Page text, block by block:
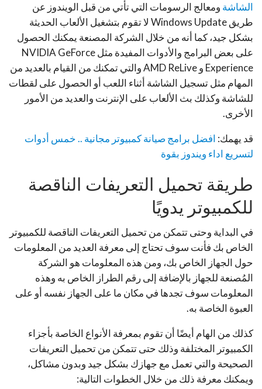
الشاشة ومعالج الرسومات التي تأتي من قبل الويندوز عن
طريق Windows Update لا تقوم بتشغيل الألعاب الحديثة
بشكل جيد، كما أنه من خلال الشركة المصنعة يمكنك الحصول
على بعض البرامج والأدوات المفيدة مثل NVIDIA GeForce
Experience و AMD ReLive والتي تمكنك من القيام بالعديد من
المهام مثل تسجيل الشاشة أثناء اللعب أو الحصول على لقطات
للشاشة وكذلك بث الألعاب على الإنترنت والعديد من الأمور
الأخرى.
قد يهمك: افضل برامج صيانة كمبيوتر مجانية .. خمس أدوات
لتسريع اداء ويندوز بقوة
طريقة تحميل التعريفات الناقصة
للكمبيوتر يدويًا
في البداية وحتى تتمكن من تحميل التعريفات الناقصة للكمبيوتر
الخاص بك فأنت سوف تحتاج إلى معرفة العديد من المعلومات
حول الجهاز الخاص بك، ومن هذه المعلومات هو الشركة
المُصنعة للجهاز بالإضافة إلى رقم الطراز الخاص به وهذه
المعلومات سوف تجدها في مكان ما على الجهاز نفسه أو على
العبوة الخاصة به.
كذلك من الهام أيضًا أن تقوم بمعرفة الأنواع الخاصة بأجزاء
الكمبيوتر المختلفة وذلك حتى تتمكن من تحميل التعريفات
الصحيحة والتي تعمل مع جهازك بشكل جيد وبدون مشاكل،
ويمكنك معرفة ذلك من خلال الخطوات التالية: